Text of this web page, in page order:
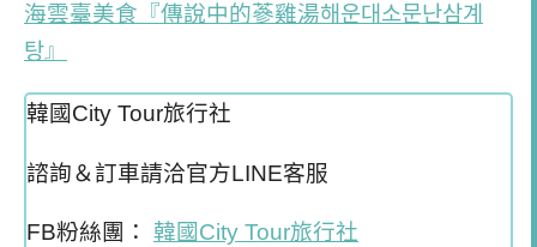
海雲臺美食『傳說中的蔘雞湯해운대소문난삼계
탕』
韓國City Tour旅行社
諮詢＆訂車請洽官方LINE客服
FB粉絲團： 韓國City Tour旅行社